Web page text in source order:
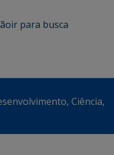
ir para busca
Ciência,